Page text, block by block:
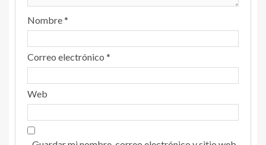
Nombre*
Correo electrónico *
Web